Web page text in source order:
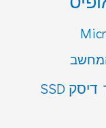
דיסק SSD